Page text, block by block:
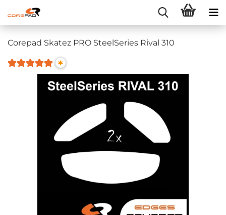
Corepad Skatez PRO SteelSeries Rival 310
*